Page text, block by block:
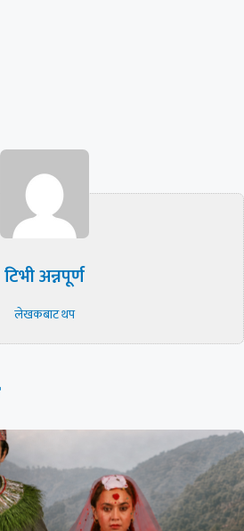
टिभी अन्नपूर्ण
लेखकबाट थप